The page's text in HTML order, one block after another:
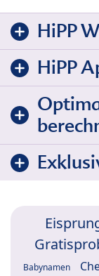
HiPP
HiPP
Babynamen